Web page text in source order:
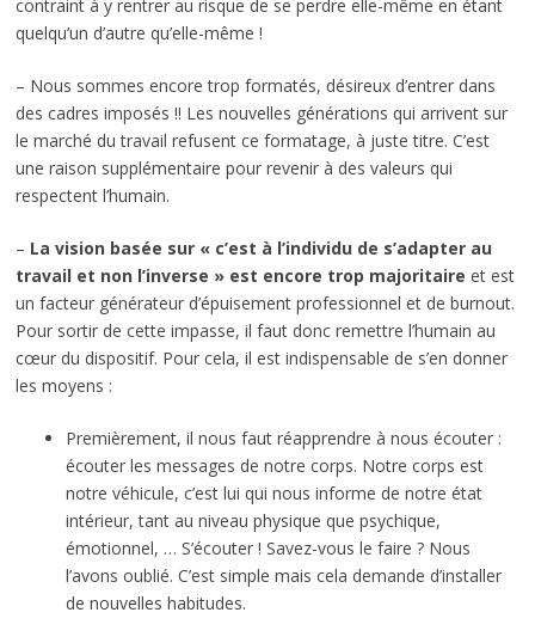
contraint à y rentrer au risque de se perdre elle-même en étant
quelqu’un d’autre qu’elle-même !
– Nous sommes encore trop formatés, désireux d’entrer dans
des cadres imposés !! Les nouvelles générations qui arrivent sur
le marché du travail refusent ce formatage, à juste titre. C’est
une raison supplémentaire pour revenir à des valeurs qui
respectent l’humain.
– La vision basée sur « c’est à l’individu de s’adapter au
travail et non l’inverse » est encore trop majoritaire et est
un facteur générateur d’épuisement professionnel et de burnout.
Pour sortir de cette impasse, il faut donc remettre l’humain au
cœur du dispositif. Pour cela, il est indispensable de s’en donner
les moyens :
Premièrement, il nous faut réapprendre à nous écouter :
écouter les messages de notre corps. Notre corps est
notre véhicule, c’est lui qui nous informe de notre état
intérieur, tant au niveau physique que psychique,
émotionnel, … S’écouter ! Savez-vous le faire ? Nous
l’avons oublié. C’est simple mais cela demande d’installer
de nouvelles habitudes.